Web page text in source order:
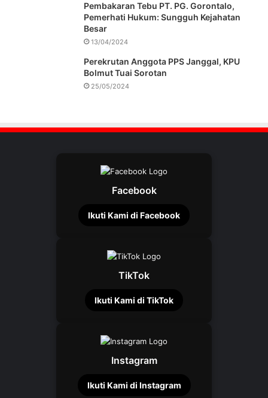
Pembakaran Tebu PT. PG. Gorontalo,
Pemerhati Hukum: Sungguh Kejahatan
Besar
13/04/2024
Perekrutan Anggota PPS Janggal, KPU
Bolmut Tuai Sorotan
25/05/2024
Facebook
Ikuti Kami di Facebook
TikTok
Ikuti Kami di TikTok
Instagram
Ikuti Kami di Instagram